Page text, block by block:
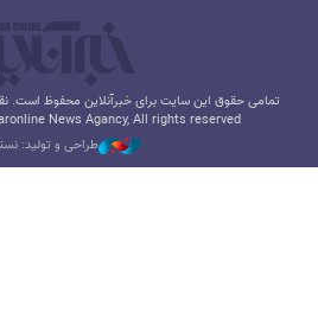
تمامی حقوق این سایت برای خبرآنلاین محفوظ است.
News Agancy, All rights reserved
طراحی و تولید: